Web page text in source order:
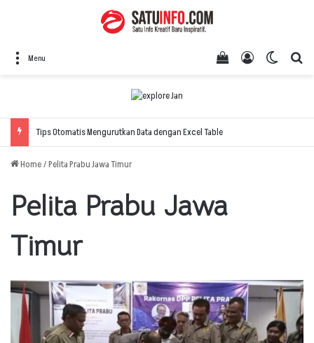
Menu Switch
Log In
View your
Tips Otomatis Mengurutkan Data dengan Excel Table
Home/Pelita Prabu Jawa Timur
Pelita Prabu Jawa
Timur